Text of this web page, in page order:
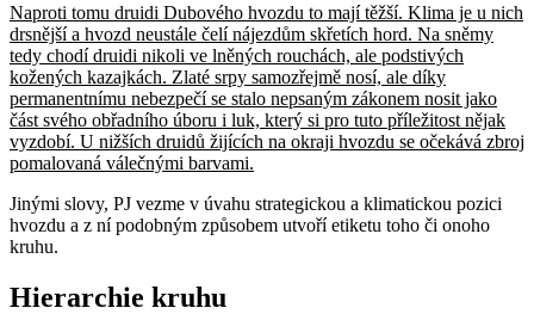
Naproti tomu druidi Dubového hvozdu to mají těžší. Klima je u nich
drsnější a hvozd neustále čelí nájezdům skřetích hord. Na sněmy
tedy chodí druidi nikoli ve lněných rouchách, ale podstivých
kožených kazajkách. Zlaté srpy samozřejmě nosí, ale díky
permanentnímu nebezpečí se stalo nepsaným zákonem nosit jako
část svého obřadního úboru i luk, který si pro tuto příležitost nějak
vyzdobí. U nižších druidů žijících na okraji hvozdu se očekává zbroj
pomalovaná válečnými barvami.
Jinými slovy, PJ vezme v úvahu strategickou a klimatickou pozici
hvozdu a z ní podobným způsobem utvoří etiketu toho či onoho
kruhu.
Hierarchie kruhu